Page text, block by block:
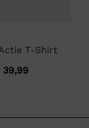
T-Shirt
39,99